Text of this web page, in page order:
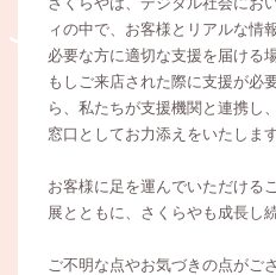
ィの中で、お客様とリアルな情
必要な方に適切な支援を届ける
もしご来店された際に支援が必
ら、私たちが支援機関と連携し、
窓口としてお力添えをいたします
お客様に足を運んでいただける
展とともに、さくらやも成長し
ご不明な点やお気づきの点がご